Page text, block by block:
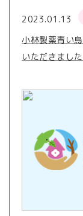
2023.01.13
小林製薬青い
いただきました